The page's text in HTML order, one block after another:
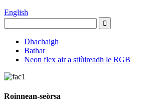
English
Dhachaigh
Bathar
Neon flex air a stiùireadh le RGB
Roinnean-seòrsa